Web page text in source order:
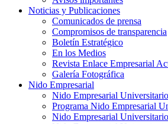
Noticias y Publicaciones
Comunicados de prensa
Compromisos de transparencia
Boletín Estratégico
En los Medios
Revista Enlace Empresarial
Galería Fotográfica
Nido Empresarial
Nido Empresarial
Programa Nido Empresarial
Nido Empresarial